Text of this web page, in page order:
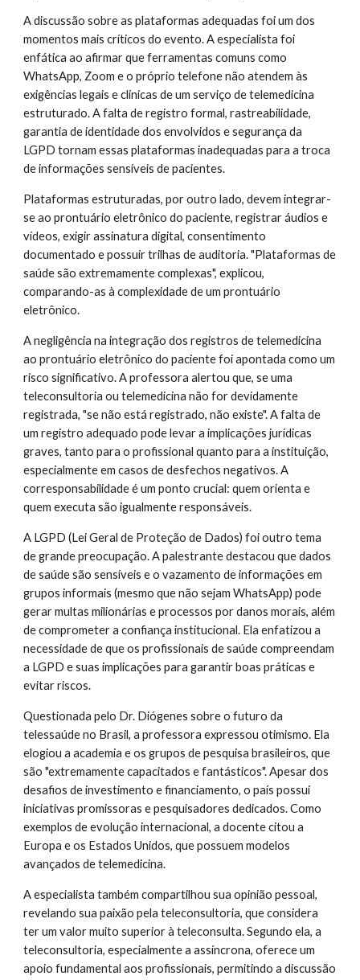
A discussão sobre as plataformas adequadas foi um dos
momentos mais críticos do evento. A especialista foi
enfática ao afirmar que ferramentas comuns como
WhatsApp, Zoom e o próprio telefone não atendem às
exigências legais e clínicas de um serviço de telemedicina
estruturado. A falta de registro formal, rastreabilidade,
garantia de identidade dos envolvidos e segurança da
LGPD tornam essas plataformas inadequadas para a troca
de informações sensíveis de pacientes.
Plataformas estruturadas, por outro lado, devem integrar-
se ao prontuário eletrônico do paciente, registrar áudios e
vídeos, exigir assinatura digital, consentimento
documentado e possuir trilhas de auditoria. "Plataformas de
saúde são extremamente complexas", explicou,
comparando-as à complexidade de um prontuário
eletrônico.
A negligência na integração dos registros de telemedicina
ao prontuário eletrônico do paciente foi apontada como um
risco significativo. A professora alertou que, se uma
teleconsultoria ou telemedicina não for devidamente
registrada, "se não está registrado, não existe". A falta de
um registro adequado pode levar a implicações jurídicas
graves, tanto para o profissional quanto para a instituição,
especialmente em casos de desfechos negativos. A
corresponsabilidade é um ponto crucial: quem orienta e
quem executa são igualmente responsáveis.
A LGPD (Lei Geral de Proteção de Dados) foi outro tema
de grande preocupação. A palestrante destacou que dados
de saúde são sensíveis e o vazamento de informações em
grupos informais (mesmo que não sejam WhatsApp) pode
gerar multas milionárias e processos por danos morais, além
de comprometer a confiança institucional. Ela enfatizou a
necessidade de que os profissionais de saúde compreendam
a LGPD e suas implicações para garantir boas práticas e
evitar riscos.
Questionada pelo Dr. Diógenes sobre o futuro da
telessaúde no Brasil, a professora expressou otimismo. Ela
elogiou a academia e os grupos de pesquisa brasileiros, que
são "extremamente capacitados e fantásticos". Apesar dos
desafios de investimento e financiamento, o país possui
iniciativas promissoras e pesquisadores dedicados. Como
exemplos de evolução internacional, a docente citou a
Europa e os Estados Unidos, que possuem modelos
avançados de telemedicina.
A especialista também compartilhou sua opinião pessoal,
revelando sua paixão pela teleconsultoria, que considera
ter um valor muito superior à teleconsulta. Segundo ela, a
teleconsultoria, especialmente a assíncrona, oferece um
apoio fundamental aos profissionais, permitindo a discussão